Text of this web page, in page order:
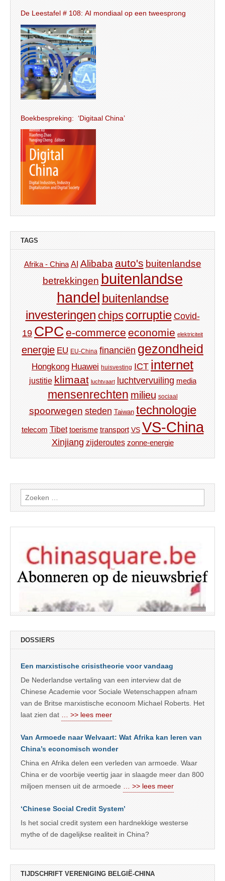
De Leestafel # 108: AI mondiaal op een tweesprong
Boekbespreking: ‘Digitaal China’
TAGS
Afrika - China AI Alibaba auto's buitenlandse
betrekkingen buitenlandse
handel buitenlandse
investeringen chips corruptie Covid-
19 CPC e-commerce economie elektriciteit
energie EU EU-China financiën gezondheid
Hongkong Huawei huisvesting ICT internet
justitie klimaat luchtvaart luchtvervuiling media
mensenrechten milieu sociaal
spoorwegen steden Taiwan technologie
telecom Tibet toerisme transport VS VS-China
Xinjiang zijderoutes zonne-energie
Zoeken
naar:
DOSSIERS
Een marxistische crisistheorie voor vandaag
De Nederlandse vertaling van een interview dat de
Chinese Academie voor Sociale Wetenschappen afnam
van de Britse marxistische econoom Michael Roberts. Het
laat zien dat
… >> lees meer
Van Armoede naar Welvaart: Wat Afrika kan leren van
China’s economisch wonder
China en Afrika delen een verleden van armoede. Waar
China er de voorbije veertig jaar in slaagde meer dan 800
miljoen mensen uit de armoede
… >> lees meer
‘Chinese Social Credit System’
Is het social credit system een hardnekkige westerse
mythe of de dagelijkse realiteit in China?
TIJDSCHRIFT VERENIGING BELGIË-CHINA